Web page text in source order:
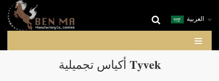
العربية
أكياس تجميلية Tyvek